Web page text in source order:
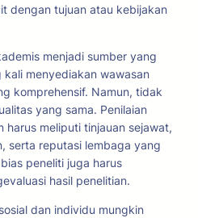
dengan tujuan atau kebijakan
menjadi sumber yang
menyediakan wawasan
komprehensif. Namun, tidak
yang sama. Penilaian
meliputi tinjauan sejawat,
serta reputasi lembaga yang
peneliti juga harus
hasil penelitian.
dan individu mungkin